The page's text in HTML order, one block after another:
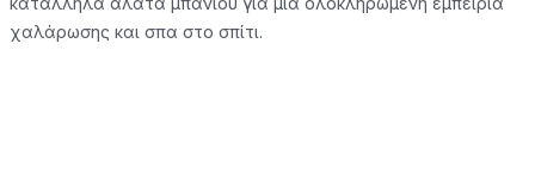
χαλάρωσης και σπα στο σπίτι.